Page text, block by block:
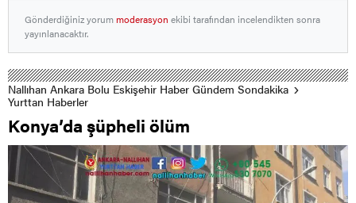
Gönderdiğiniz yorummoderasyon ekibi tarafından incelendikten sonra
yayınlanacaktır.
Nallıhan Ankara Bolu Eskişehir Haber Gündem Sondakika
Yurttan Haberler
Konya’da şüpheli ölüm